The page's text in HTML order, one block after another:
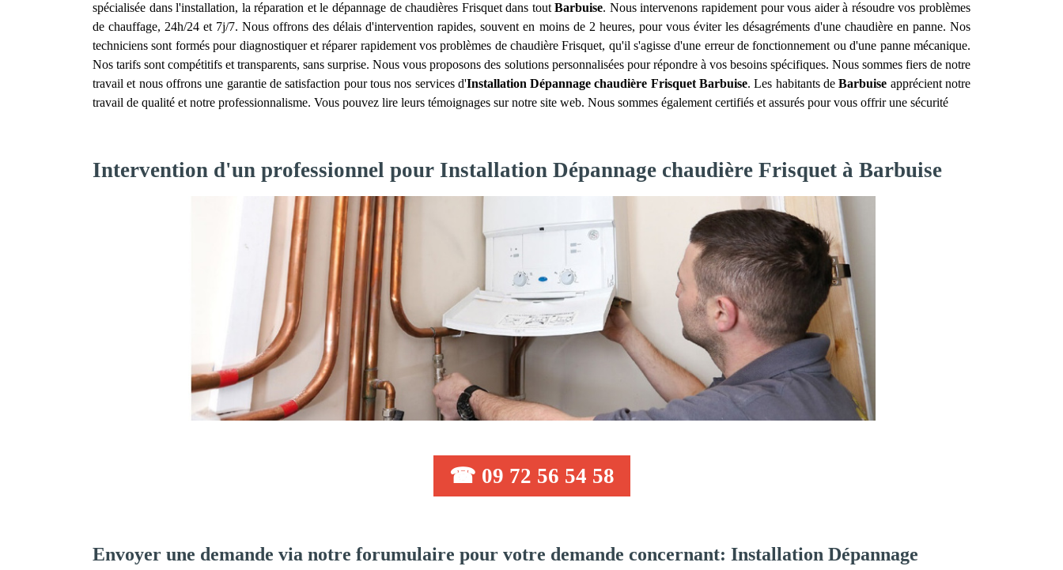
spécialisée dans l'installation, la réparation et le dépannage de chaudières Frisquet dans toutBarbuise. Nous intervenons rapidement pour vous aider à résoudre vos problèmes
de chauffage, 24h/24 et 7j/7. Nous offrons des délais d'intervention rapides, souvent en moins de 2 heures, pour vous éviter les désagréments d'une chaudière en panne. Nos
techniciens sont formés pour diagnostiquer et réparer rapidement vos problèmes de chaudière Frisquet, qu'il s'agisse d'une erreur de fonctionnement ou d'une panne mécanique.
Nos tarifs sont compétitifs et transparents, sans surprise. Nous vous proposons des solutions personnalisées pour répondre à vos besoins spécifiques. Nous sommes fiers de notre
travail et nous offrons une garantie de satisfaction pour tous nos services d'Installation Dépannage chaudière Frisquet Barbuise. Les habitants deBarbuise apprécient notre
travail de qualité et notre professionnalisme. Vous pouvez lire leurs témoignages sur notre site web. Nous sommes également certifiés et assurés pour vous offrir une sécurité
Intervention d'un professionnel pour Installation Dépannage chaudière Frisquet à Barbuise
☎ 09 72 56 54 58
Envoyer une demande via notre forumulaire pour votre demande concernant: Installation Dépannage